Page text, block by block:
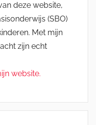
deze website,
(SBO)
Met mijn
zijn echt
website.